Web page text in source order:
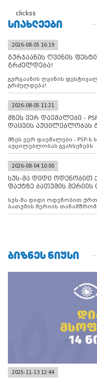
clickss
ᲡᲘᲐᲮᲚᲔᲔᲑᲘ
2026-08-05 16:19
გურჯაანის ღვინის
გრძელდება!
გურჯაანის ღვინის
გრძელდება!
2026-08-05 11:21
მზეს ვერ დაემალები -
დაცვის აუცილებლობას
მზეს ვერ დაემალები - PSP-ს
აუცილებლობას გვახსენებს
2026-08-04 10:00
სუს-მა დიდი ოდენობით
ფაქტზე ბათუმის
სუს-მა დიდი ოდენობით ქრთამის მოთხოვნისა და აღების ფაქტზე
ბათუმის მერიის
ᲑᲘᲖᲜᲔᲡ ᲜᲘᲣᲡᲘ
2025-11-13 12:44